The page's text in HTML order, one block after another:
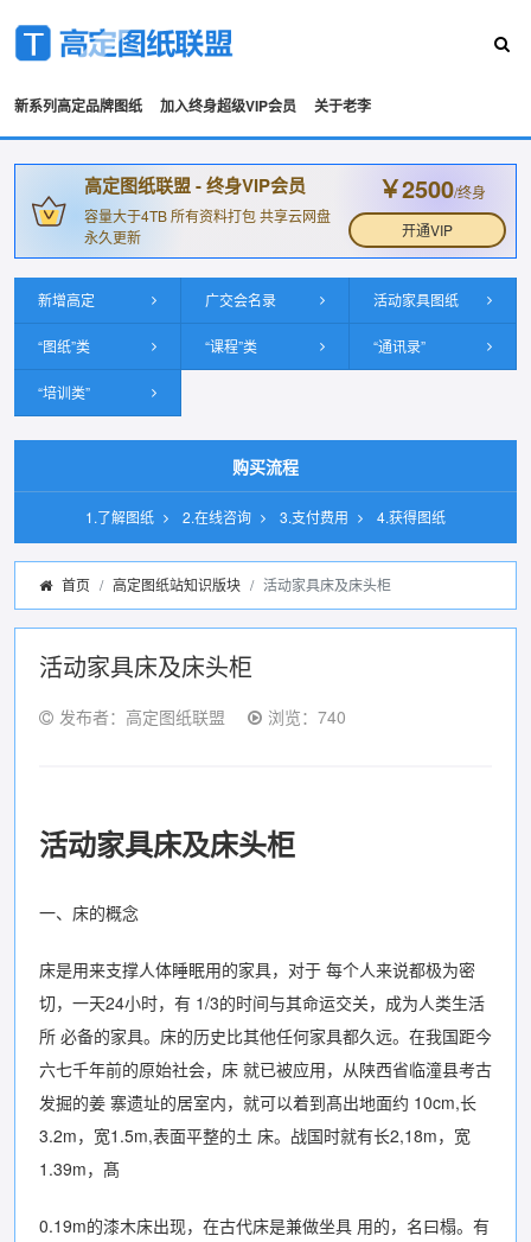
新系列高定品牌图纸 加入终身超级VIP会员 关于老李
高定图纸联盟 - 终身VIP会员
容量大于4TB 所有资料打包 共享云网盘
永久更新
￥2500/终身
开通VIP
新增高定 广交会名录 活动家具图纸
“图纸”类 “课程”类 “通讯录”
“培训类”
购买流程
1.了解图纸 2.在线咨询 3.支付费用 4.获得图纸
首页 高定图纸站知识版块 活动家具床及床头柜
活动家具床及床头柜
发布者：高定图纸联盟 浏览：740
活动家具床及床头柜
一、床的概念
床是用来支撑人体睡眠用的家具，对于 每个人来说都极为密
切，一天24小时，有 1/3的时间与其命运交关，成为人类生活
所 必备的家具。床的历史比其他任何家具都久远。在我国距今
六七千年前的原始社会，床 就已被应用，从陕西省临潼县考古
发掘的姜 寨遗址的居室内，就可以着到髙出地面约 10cm,长
3.2m，宽1.5m,表面平整的土 床。战国时就有长2,18m，宽
1.39m，髙
0.19m的漆木床出现，在古代床是兼做坐具 用的，名曰榻。有